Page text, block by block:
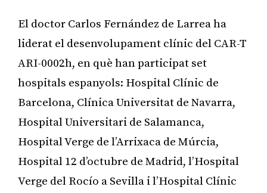
El doctor Carlos Fernández de Larrea ha
liderat el desenvolupament clínic del CAR-T
ARI-0002h, en què han participat set
hospitals espanyols: Hospital Clínic de
Barcelona, ​​Clínica Universitat de Navarra,
Hospital Universitari de Salamanca,
Hospital Verge de l’Arrixaca de Múrcia,
Hospital 12 d’octubre de Madrid, l’Hospital
Verge del Rocío a Sevilla i l’Hospital Clínic